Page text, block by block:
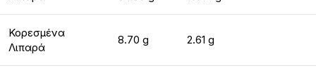
Κορεσμένα
Λιπαρά
8.70 g 2.61 g